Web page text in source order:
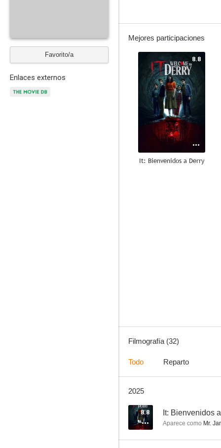
Favorito/a
Enlaces externos
Mejores participaciones
8.8
It: Bienvenidos a Derry
6.2
Filmografía (32)
Todo Reparto
2025
8.8 It: Bienvenidos
Aparece como Mr.